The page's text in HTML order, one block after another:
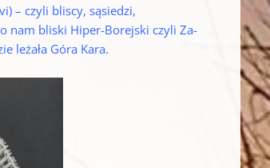
– czyli bliscy, sąsiedzi,
nam bliski Hiper-Borejski czyli Za-
leżała Góra Kara.